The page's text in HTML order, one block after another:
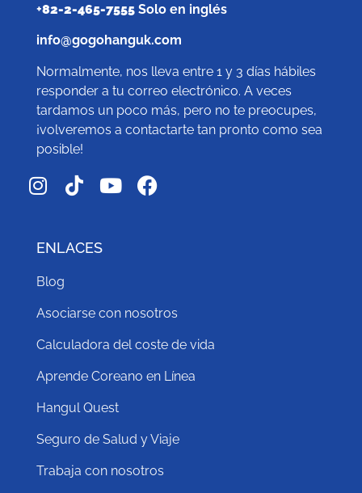
+82-2-465-7555Solo en inglés
info@gogohanguk.com
Normalmente, nos lleva entre 1 y 3 días hábiles
responder a tu correo electrónico. A veces
tardamos un poco más, pero no te preocupes,
¡volveremos a contactarte tan pronto como sea
posible!
ENLACES
Blog
Asociarse con nosotros
Calculadora del coste de vida
Aprende Coreano en Línea
Hangul Quest
Seguro de Salud y Viaje
Trabaja con nosotros